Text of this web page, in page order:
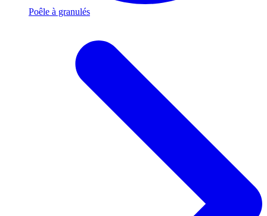
Poêle à granulés